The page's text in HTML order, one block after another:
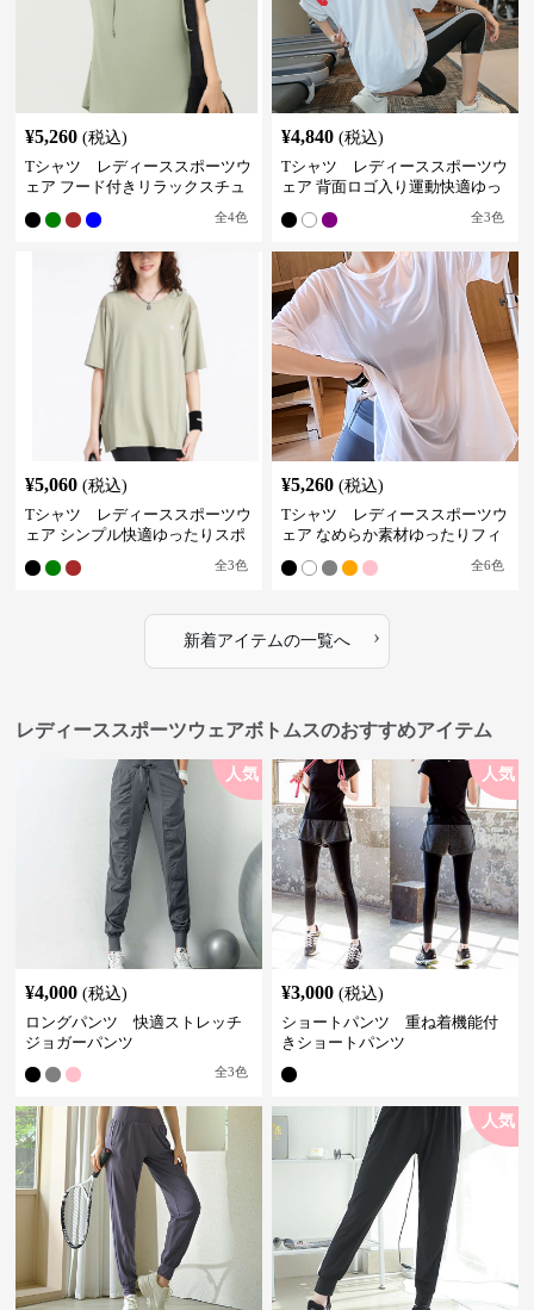
¥5,260 (税込)
Tシャツ レディーススポーツウ
ェア フード付きリラックスチュ
全4色
¥4,840 (税込)
Tシャツ レディーススポーツウ
ェア 背面ロゴ入り運動快適ゆっ
全3色
¥5,060 (税込)
Tシャツ レディーススポーツウ
ェア シンプル快適ゆったりスポ
全3色
¥5,260 (税込)
Tシャツ レディーススポーツウ
ェア なめらか素材ゆったりフィ
全6色
新着アイテムの一覧へ ›
レディーススポーツウェアボトムスのおすすめアイテム
人気
¥4,000 (税込)
ロングパンツ 快適ストレッチ
ジョガーパンツ
全3色
人気
¥3,000 (税込)
ショートパンツ 重ね着機能付
きショートパンツ
人気